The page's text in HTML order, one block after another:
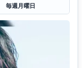
毎週月曜日